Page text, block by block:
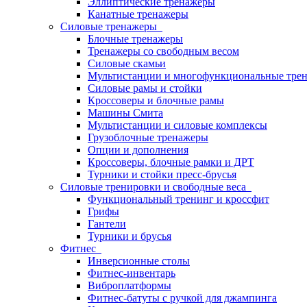
Канатные тренажеры
Силовые тренажеры
Блочные тренажеры
Тренажеры со свободным весом
Силовые скамьи
Мультистанции и многофункциональные
Силовые рамы и стойки
Кроссоверы и блочные рамы
Машины Смита
Мультистанции и силовые комплексы
Грузоблочные тренажеры
Опции и дополнения
Кроссоверы, блочные рамки и ДРТ
Турники и стойки пресс-брусья
Силовые тренировки и свободные веса
Функциональный тренинг и кроссфит
Грифы
Гантели
Турники и брусья
Фитнес
Инверсионные столы
Фитнес-инвентарь
Виброплатформы
Фитнес-батуты с ручкой для джампинга